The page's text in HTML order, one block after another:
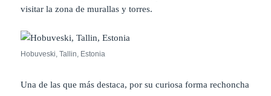
visitar la zona de murallas y torres.
Hobuveski, Tallin, Estonia
Una de las que más destaca, por su curiosa forma rechoncha